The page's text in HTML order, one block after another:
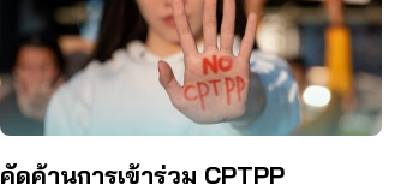
คัดค้านการเข้าร่วม CPTPP